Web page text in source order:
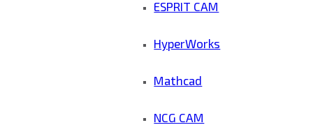
ESPRIT CAM
HyperWorks
Mathcad
NCG CAM